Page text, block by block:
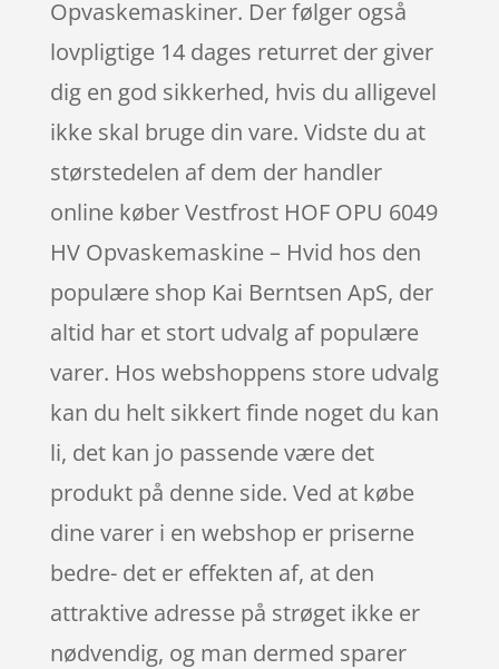
Opvaskemaskiner. Der følger også
lovpligtige 14 dages returret der giver
dig en god sikkerhed, hvis du alligevel
ikke skal bruge din vare. Vidste du at
størstedelen af dem der handler
online køber Vestfrost HOF OPU 6049
HV Opvaskemaskine – Hvid hos den
populære shop Kai Berntsen ApS, der
altid har et stort udvalg af populære
varer. Hos webshoppens store udvalg
kan du helt sikkert finde noget du kan
li, det kan jo passende være det
produkt på denne side. Ved at købe
dine varer i en webshop er priserne
bedre- det er effekten af, at den
attraktive adresse på strøget ikke er
nødvendig, og man dermed sparer